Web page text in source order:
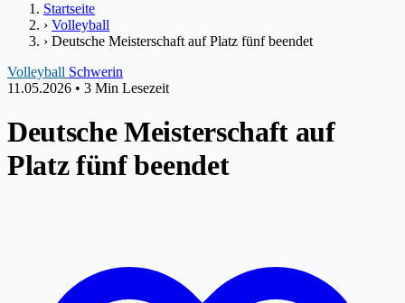
Startseite
› Volleyball
› Deutsche Meisterschaft auf Platz fünf beendet
Volleyball Schwerin
11.05.2026 • 3 Min Lesezeit
Deutsche Meisterschaft auf
Platz fünf beendet